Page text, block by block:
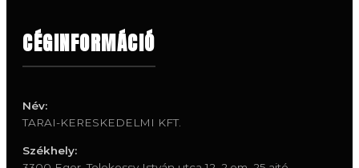
CÉGINFORMÁCIÓ
Név:
TARAI-KERESKEDELMI KFT.
Székhely: